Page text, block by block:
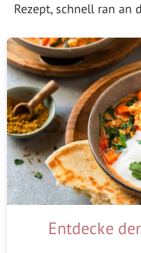
Rezept, schnell ran an
Entdecke